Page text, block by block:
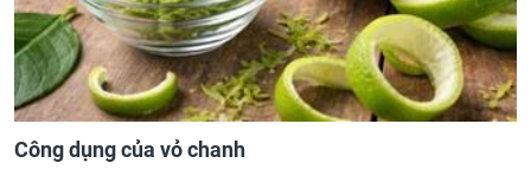
Công dụng của vỏ chanh